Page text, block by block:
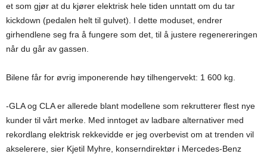
et som gjør at du kjører elektrisk hele tiden unntatt om du tar
kickdown (pedalen helt til gulvet). I dette moduset, endrer
girhendlene seg fra å fungere som det, til å justere regenereringen
når du går av gassen.
Bilene får for øvrig imponerende høy tilhengervekt: 1 600 kg.
-GLA og CLA er allerede blant modellene som rekrutterer flest nye
kunder til vårt merke. Med inntoget av ladbare alternativer med
rekordlang elektrisk rekkevidde er jeg overbevist om at trenden vil
akselerere, sier Kjetil Myhre, konserndirektør i Mercedes-Benz